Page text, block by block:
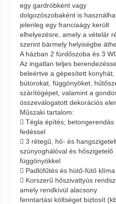
egy gardróbként vagy
dolgozószobaként is
jelenleg egy franciaágy került
elhelyezésre, amely a vételár
szerint bármely helyiségbe
A házban 2 fürdőszoba és 3
Az ingatlan teljes
beleértve a gépesített
bútorokat, függönyöket,
szárítógépet, valamint a
összeválogatott dekorációs
Műszaki tartalom:
 Tégla építés,
fedéssel
 3 rétegű, hő- és
szúnyoghálóval és hőszigetelő
függönyökkel
 Padlófűtés és hütő-fütő klíma
 Korszerű hőszivattyús
amely rendkívül alacsony
fenntartási költséget biztosít